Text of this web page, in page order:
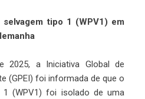
tipo 1 (WPV1) em
2025, a Iniciativa Global de
(GPEI) foi informada de que o
1 (WPV1) foi isolado de uma